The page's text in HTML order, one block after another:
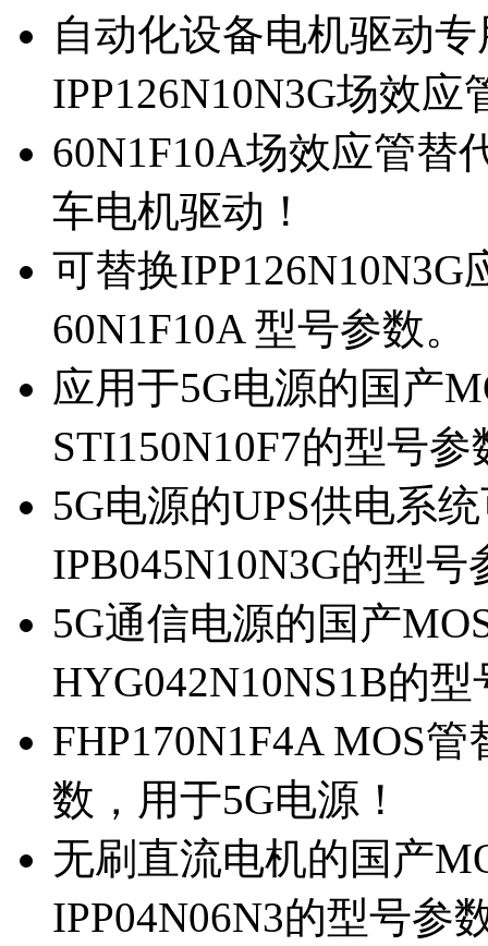
自动化设备电机驱动
IPP126N10N3G场效应
60N1F10A场效应管替
车电机驱动！
可替换
60N1F10A 型号参数。
应用于5G电源的国产
STI150N10F7的型号参
5G电源的UPS供电系
IPB045N10N3G的型号
5G通信电源的国产
HYG042N10NS1B的
FHP170N1F4A MOS
数，用于5G电源！
无刷直流电机的国产
IPP04N06N3的型号参